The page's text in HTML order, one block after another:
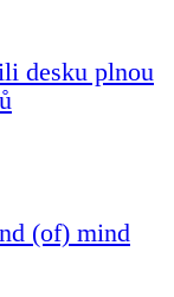
desku plnou
(of) mind